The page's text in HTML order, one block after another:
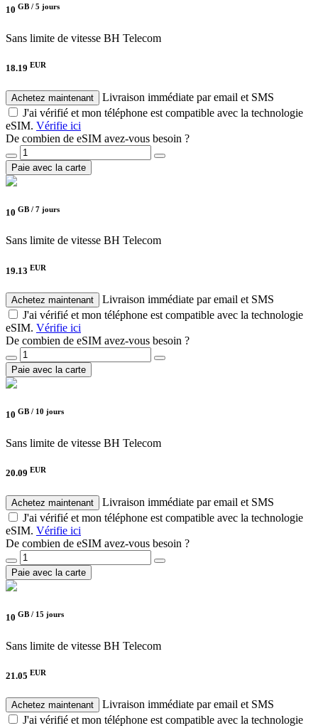
10 GB / 5 jours
Sans limite de vitesse BH Telecom
18.19 EUR
Achetez maintenant
Livraison immédiate par email et SMS
J'ai vérifié et mon téléphone est compatible avec la technologie
eSIM. Vérifie ici
De combien de eSIM avez-vous besoin ?
Paie avec la carte
10 GB / 7 jours
Sans limite de vitesse BH Telecom
19.13 EUR
Achetez maintenant
Livraison immédiate par email et SMS
J'ai vérifié et mon téléphone est compatible avec la technologie
eSIM. Vérifie ici
De combien de eSIM avez-vous besoin ?
Paie avec la carte
10 GB / 10 jours
Sans limite de vitesse BH Telecom
20.09 EUR
Achetez maintenant
Livraison immédiate par email et SMS
J'ai vérifié et mon téléphone est compatible avec la technologie
eSIM. Vérifie ici
De combien de eSIM avez-vous besoin ?
Paie avec la carte
10 GB / 15 jours
Sans limite de vitesse BH Telecom
21.05 EUR
Achetez maintenant
Livraison immédiate par email et SMS
J'ai vérifié et mon téléphone est compatible avec la technologie